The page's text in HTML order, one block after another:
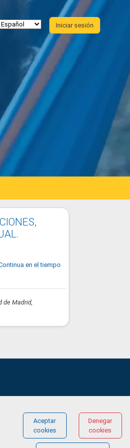
Iniciar sesión
en el tiempo
de Madrid,
Aceptar
cookies
Denegar
cookies